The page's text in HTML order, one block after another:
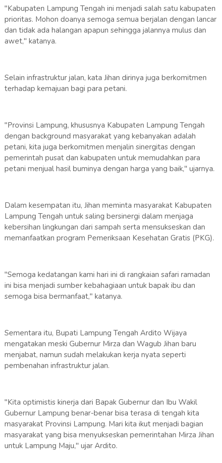
"Kabupaten Lampung Tengah ini menjadi salah satu kabupaten
prioritas. Mohon doanya semoga semua berjalan dengan lancar
dan tidak ada halangan apapun sehingga jalannya mulus dan
awet," katanya.
Selain infrastruktur jalan, kata Jihan dirinya juga berkomitmen
terhadap kemajuan bagi para petani.
"Provinsi Lampung, khususnya Kabupaten Lampung Tengah
dengan background masyarakat yang kebanyakan adalah
petani, kita juga berkomitmen menjalin sinergitas dengan
pemerintah pusat dan kabupaten untuk memudahkan para
petani menjual hasil buminya dengan harga yang baik," ujarnya.
Dalam kesempatan itu, Jihan meminta masyarakat Kabupaten
Lampung Tengah untuk saling bersinergi dalam menjaga
kebersihan lingkungan dari sampah serta mensukseskan dan
memanfaatkan program Pemeriksaan Kesehatan Gratis (PKG).
"Semoga kedatangan kami hari ini di rangkaian safari ramadan
ini bisa menjadi sumber kebahagiaan untuk bapak ibu dan
semoga bisa bermanfaat," katanya.
Sementara itu, Bupati Lampung Tengah Ardito Wijaya
mengatakan meski Gubernur Mirza dan Wagub Jihan baru
menjabat, namun sudah melakukan kerja nyata seperti
pembenahan infrastruktur jalan.
"Kita optimistis kinerja dari Bapak Gubernur dan Ibu Wakil
Gubernur Lampung benar-benar bisa terasa di tengah kita
masyarakat Provinsi Lampung. Mari kita ikut menjadi bagian
masyarakat yang bisa menyukseskan pemerintahan Mirza Jihan
untuk Lampung Maju," ujar Ardito.